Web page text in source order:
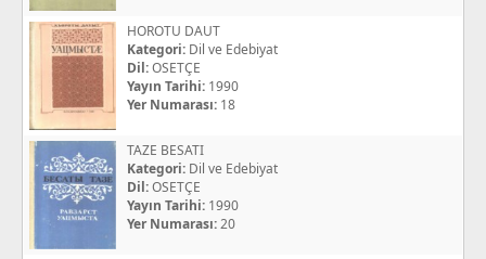
HOROTU DAUT
Kategori: Dil ve Edebiyat
Dil:OSETÇE
Yayın Tarihi: 1990
Yer Numarası: 18
TAZE BESATI
Kategori: Dil ve Edebiyat
Dil:OSETÇE
Yayın Tarihi: 1990
Yer Numarası:20